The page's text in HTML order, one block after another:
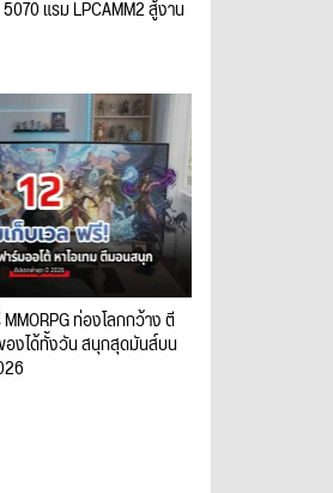
แรม LPCAMM2 สู้งาน
ท่องโลกกว้าง ตี
องได้ทั้งวัน สนุกสุดมันส์บน